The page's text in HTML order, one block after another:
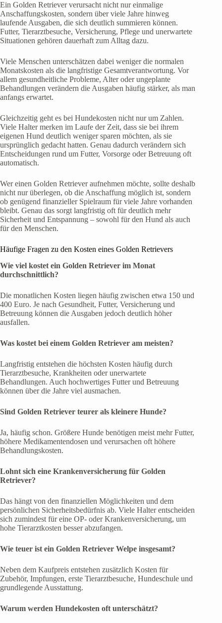
Ein Golden Retriever verursacht nicht nur einmalige
Anschaffungskosten, sondern über viele Jahre hinweg
laufende Ausgaben, die sich deutlich summieren können.
Futter, Tierarztbesuche, Versicherung, Pflege und unerwartete
Situationen gehören dauerhaft zum Alltag dazu.
Viele Menschen unterschätzen dabei weniger die normalen
Monatskosten als die langfristige Gesamtverantwortung. Vor
allem gesundheitliche Probleme, Alter oder ungeplante
Behandlungen verändern die Ausgaben häufig stärker, als man
anfangs erwartet.
Gleichzeitig geht es bei Hundekosten nicht nur um Zahlen.
Viele Halter merken im Laufe der Zeit, dass sie bei ihrem
eigenen Hund deutlich weniger sparen möchten, als sie
ursprünglich gedacht hatten. Genau dadurch verändern sich
Entscheidungen rund um Futter, Vorsorge oder Betreuung oft
automatisch.
Wer einen Golden Retriever aufnehmen möchte, sollte deshalb
nicht nur überlegen, ob die Anschaffung möglich ist, sondern
ob genügend finanzieller Spielraum für viele Jahre vorhanden
bleibt. Genau das sorgt langfristig oft für deutlich mehr
Sicherheit und Entspannung – sowohl für den Hund als auch
für den Menschen.
Häufige Fragen zu den Kosten eines Golden Retrievers
Wie viel kostet ein Golden Retriever im Monat
durchschnittlich?
Die monatlichen Kosten liegen häufig zwischen etwa 150 und
400 Euro. Je nach Gesundheit, Futter, Versicherung und
Betreuung können die Ausgaben jedoch deutlich höher
ausfallen.
Was kostet bei einem Golden Retriever am meisten?
Langfristig entstehen die höchsten Kosten häufig durch
Tierarztbesuche, Krankheiten oder unerwartete
Behandlungen. Auch hochwertiges Futter und Betreuung
können über die Jahre viel ausmachen.
Sind Golden Retriever teurer als kleinere Hunde?
Ja, häufig schon. Größere Hunde benötigen meist mehr Futter,
höhere Medikamentendosen und verursachen oft höhere
Behandlungskosten.
Lohnt sich eine Krankenversicherung für Golden
Retriever?
Das hängt von den finanziellen Möglichkeiten und dem
persönlichen Sicherheitsbedürfnis ab. Viele Halter entscheiden
sich zumindest für eine OP- oder Krankenversicherung, um
hohe Tierarztkosten besser abzufangen.
Wie teuer ist ein Golden Retriever Welpe insgesamt?
Neben dem Kaufpreis entstehen zusätzlich Kosten für
Zubehör, Impfungen, erste Tierarztbesuche, Hundeschule und
grundlegende Ausstattung.
Warum werden Hundekosten oft unterschätzt?